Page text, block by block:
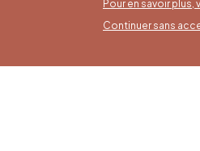
Pour en savoir
Continuer sans